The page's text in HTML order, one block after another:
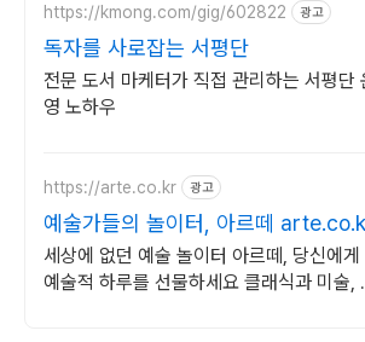
https://kmong.com/gig/602822 광고
독자를 사로잡는 서평단
전문 도서 마케터가 직접 관리하는 서평단
영 노하우
https://arte.co.kr 광고
예술가들의 놀이터, 아르떼
세상에 없던 예술 놀이터 아르떼, 당신에게
예술적 하루를 선물하세요 클래식과 미술,